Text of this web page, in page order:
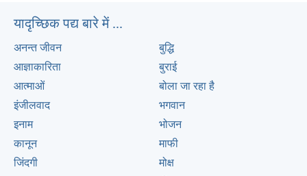
यादृच्छिक पद्य बारे में ...
अनन्त जीवन
आज्ञाकारिता
आत्माओं
इंजीलवाद
इनाम
कानून
जिंदगी
बुद्धि
बुराई
बोला जा रहा है
भगवान
भोजन
माफी
मोक्ष